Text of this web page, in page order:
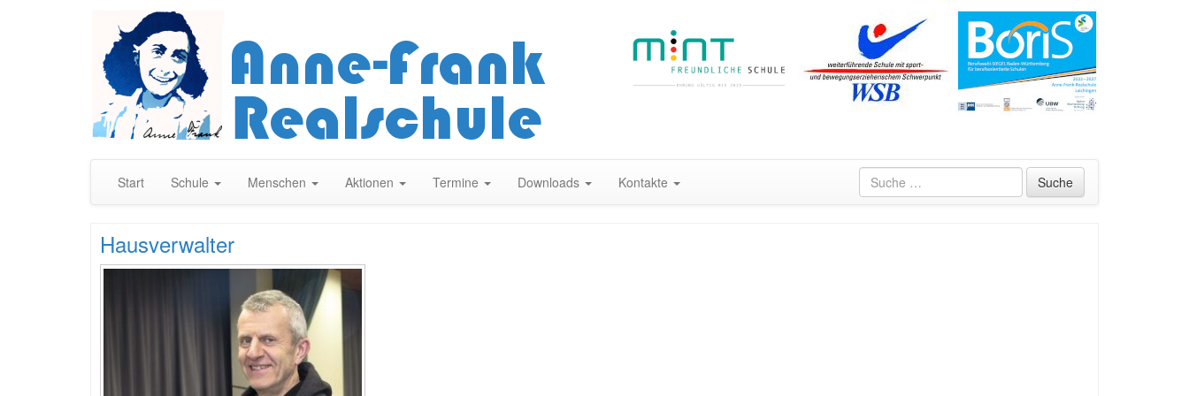
Inhalt
Start Schule Menschen Aktionen Termine Downloads Kontakte Suche
Hausverwalter